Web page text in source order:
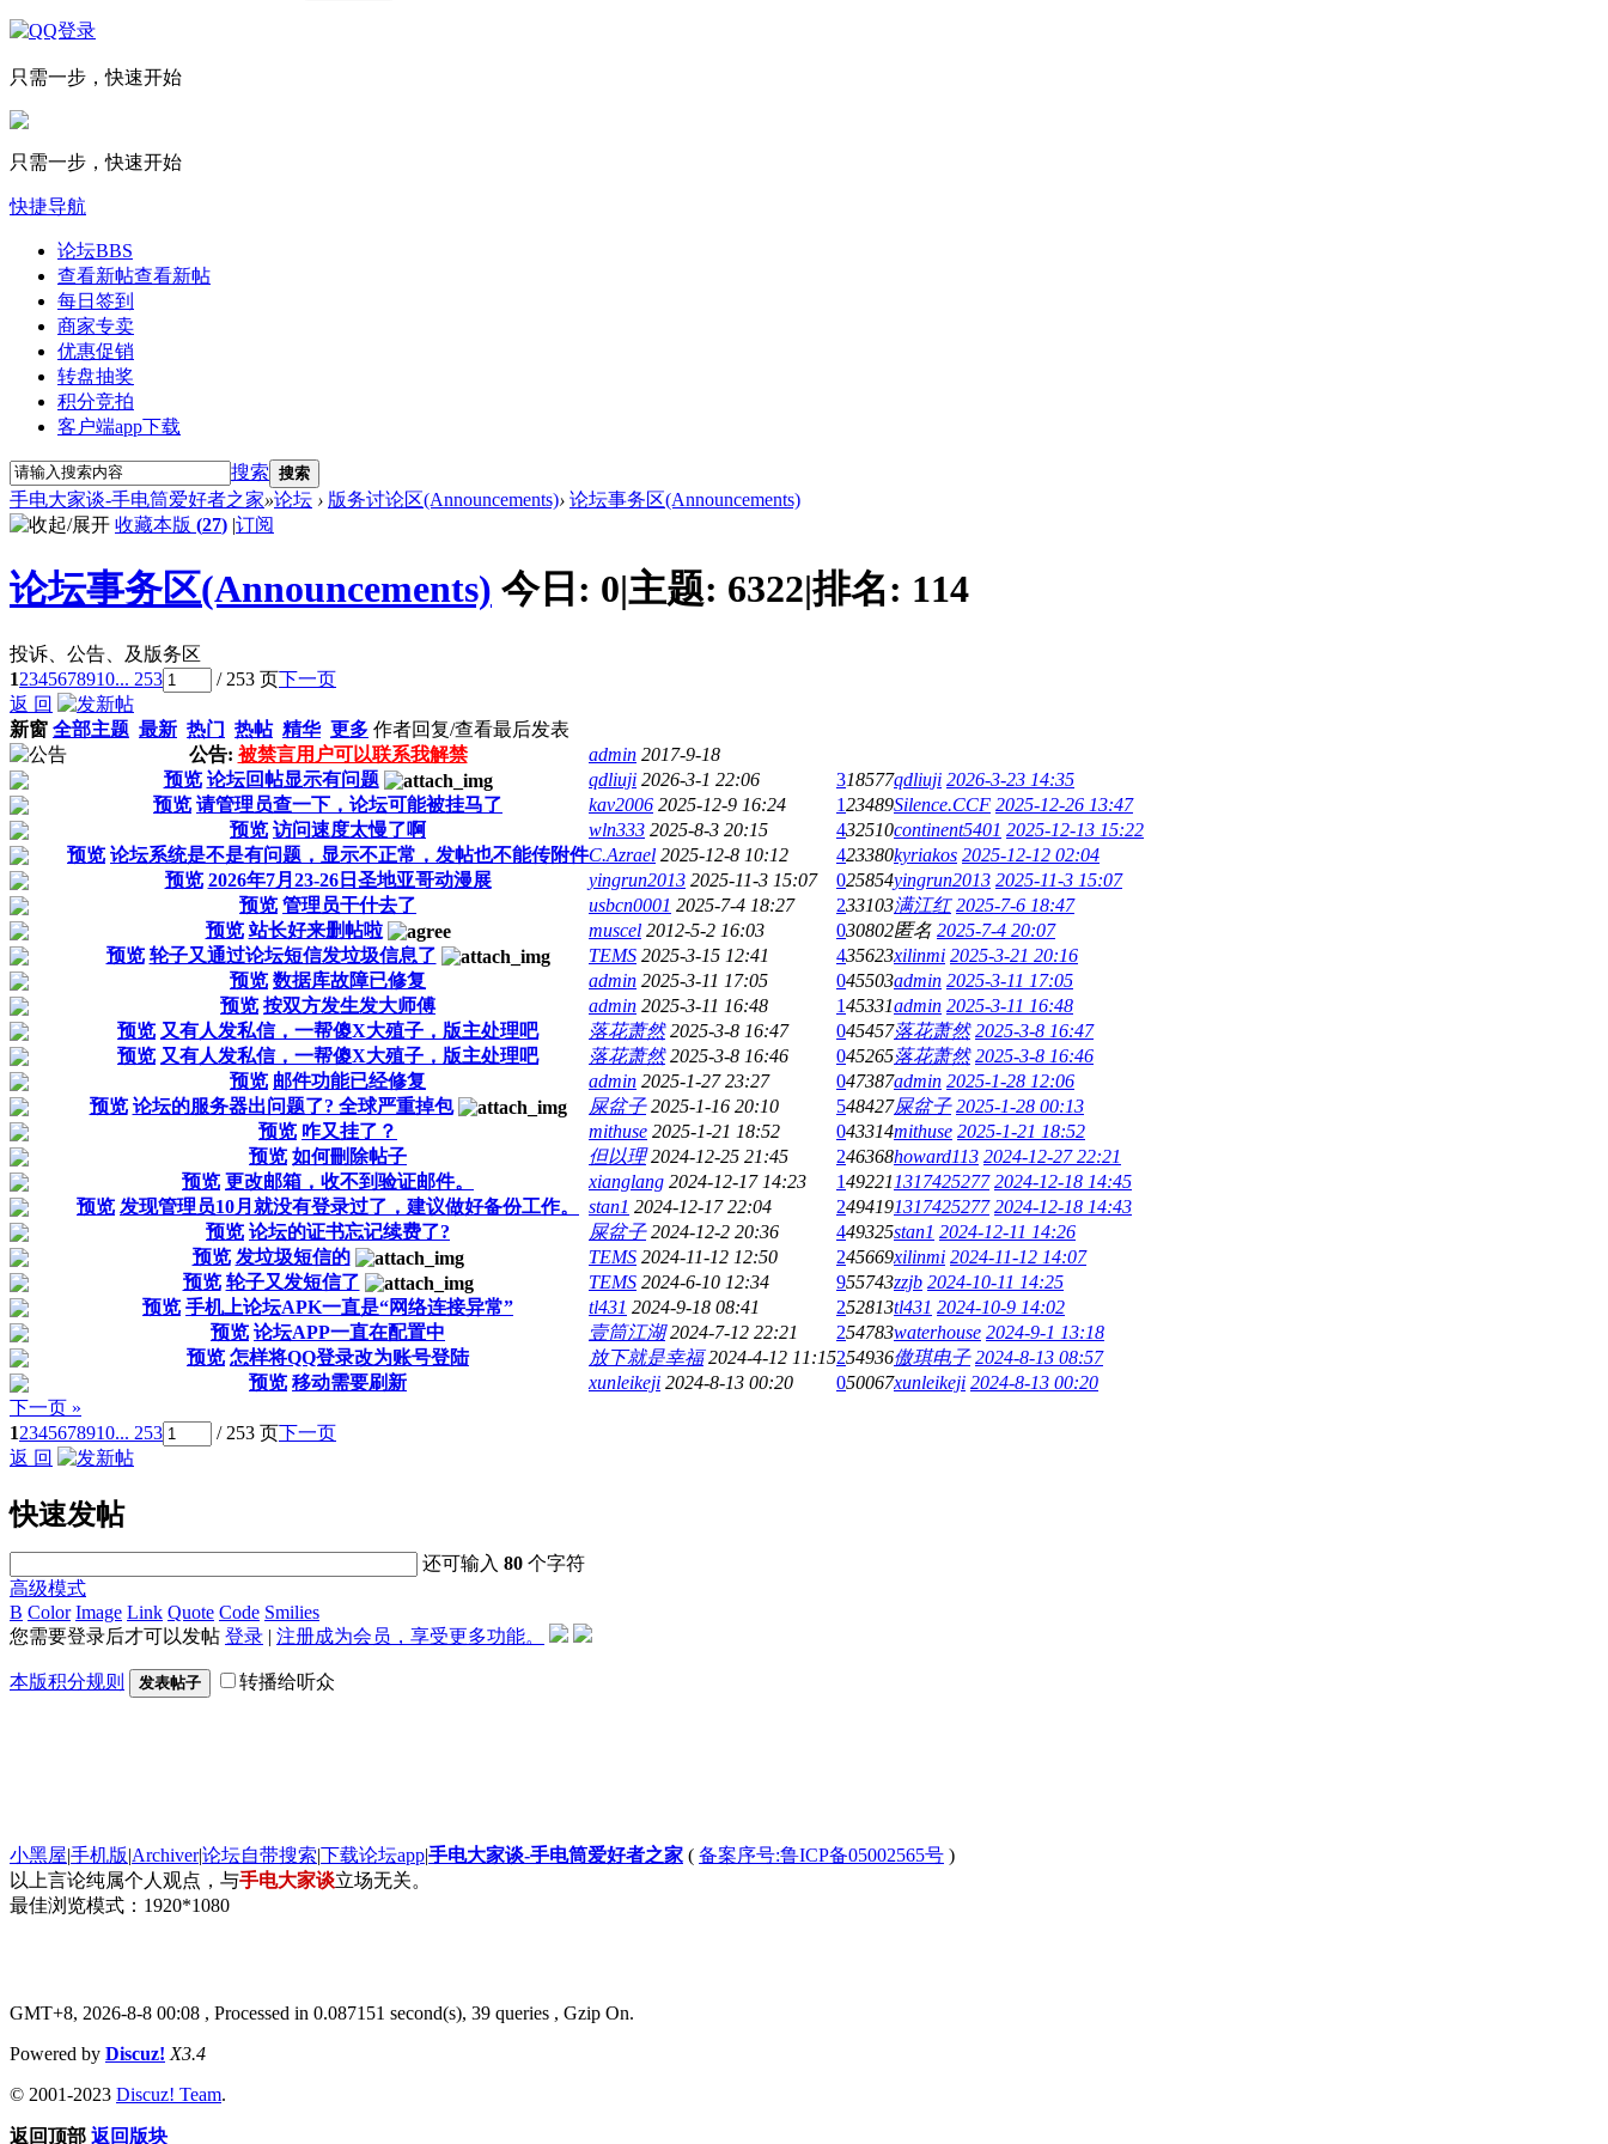
只需一步，快速开始
只需一步，快速开始
快捷导航
论坛BBS
查看新帖查看新帖
每日签到
商家专卖
优惠促销
转盘抽奖
积分竞拍
客户端app下载
搜索 搜索
手电大家谈-手电筒爱好者之家»论坛 › 版务讨论区(Announcements)› 论坛事务区(Announcements)
收藏本版 (27) |订阅
论坛事务区(Announcements) 今日: 0|主题: 6322|排名: 114
投诉、公告、及版务区
12345678910... 253 / 253 页下一页
返 回
新窗 全部主题 最新 热门 热帖 精华 更多 作者回复/查看最后发表
公告: 被禁言用户可以联系我解禁 admin 2017-9-18
预览 论坛回帖显示有问题 qdliuji 2026-3-1 22:06 318577qdliuji 2026-3-23 14:35
预览 请管理员查一下，论坛可能被挂马了 kav2006 2025-12-9 16:24 123489Silence.CCF 2025-12-26 13:47
预览 访问速度太慢了啊 wln333 2025-8-3 20:15 432510continent5401 2025-12-13 15:22
预览 论坛系统是不是有问题，显示不正常，发帖也不能传附件C.Azrael 2025-12-8 10:12 423380kyriakos 2025-12-12 02:04
预览 2026年7月23-26日圣地亚哥动漫展 yingrun2013 2025-11-3 15:07 025854yingrun2013 2025-11-3 15:07
预览 管理员干什去了 usbcn0001 2025-7-4 18:27 233103满江红 2025-7-6 18:47
预览 站长好来删帖啦 muscel 2012-5-2 16:03 030802匿名 2025-7-4 20:07
预览 轮子又通过论坛短信发垃圾信息了 TEMS 2025-3-15 12:41 435623xilinmi 2025-3-21 20:16
预览 数据库故障已修复 admin 2025-3-11 17:05 045503admin 2025-3-11 17:05
预览 按双方发生发大师傅 admin 2025-3-11 16:48 145331admin 2025-3-11 16:48
预览 又有人发私信，一帮傻X大殖子，版主处理吧 落花萧然 2025-3-8 16:47 045457落花萧然 2025-3-8 16:47
预览 又有人发私信，一帮傻X大殖子，版主处理吧 落花萧然 2025-3-8 16:46 045265落花萧然 2025-3-8 16:46
预览 邮件功能已经修复 admin 2025-1-27 23:27 047387admin 2025-1-28 12:06
预览 论坛的服务器出问题了? 全球严重掉包 屎盆子 2025-1-16 20:10 548427屎盆子 2025-1-28 00:13
预览 咋又挂了？ mithuse 2025-1-21 18:52 043314mithuse 2025-1-21 18:52
预览 如何刪除帖子 但以理 2024-12-25 21:45 246368howard113 2024-12-27 22:21
预览 更改邮箱，收不到验证邮件。 xianglang 2024-12-17 14:23 149221 1317425277 2024-12-18 14:45
预览 发现管理员10月就没有登录过了，建议做好备份工作。 stan1 2024-12-17 22:04 2494191317425277 2024-12-18 14:43
预览 论坛的证书忘记续费了? 屎盆子 2024-12-2 20:36 449325stan1 2024-12-11 14:26
预览 发垃圾短信的 TEMS 2024-11-12 12:50 245669xilinmi 2024-11-12 14:07
预览 轮子又发短信了 TEMS 2024-6-10 12:34 955743zzjb 2024-10-11 14:25
预览 手机上论坛APK一直是“网络连接异常” tl431 2024-9-18 08:41 252813tl431 2024-10-9 14:02
预览 论坛APP一直在配置中 壹筒江湖 2024-7-12 22:21 254783waterhouse 2024-9-1 13:18
预览 怎样将QQ登录改为账号登陆 放下就是幸福 2024-4-12 11:15254936傲琪电子 2024-8-13 08:57
预览 移动需要刷新 xunleikeji 2024-8-13 00:20 050067xunleikeji 2024-8-13 00:20
下一页 »
12345678910... 253 / 253 页下一页
返 回
快速发帖
还可输入80 个字符
高级模式
B Color Image Link Quote Code Smilies
您需要登录后才可以发帖 登录 | 注册成为会员，享受更多功能。
本版积分规则 发表帖子 转播给听众
小黑屋|手机版|Archiver|论坛自带搜索|下载论坛app|手电大家谈-手电筒爱好者之家 ( 备案序号:鲁ICP备05002565号 )
以上言论纯属个人观点，与手电大家谈立场无关。
最佳浏览模式：1920*1080
GMT+8, 2026-8-8 00:08 , Processed in 0.087151 second(s), 39 queries , Gzip On.
Powered by Discuz! X3.4
© 2001-2023 Discuz! Team.
返回顶部 返回版块